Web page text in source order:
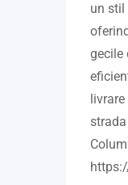
un stil
gecile